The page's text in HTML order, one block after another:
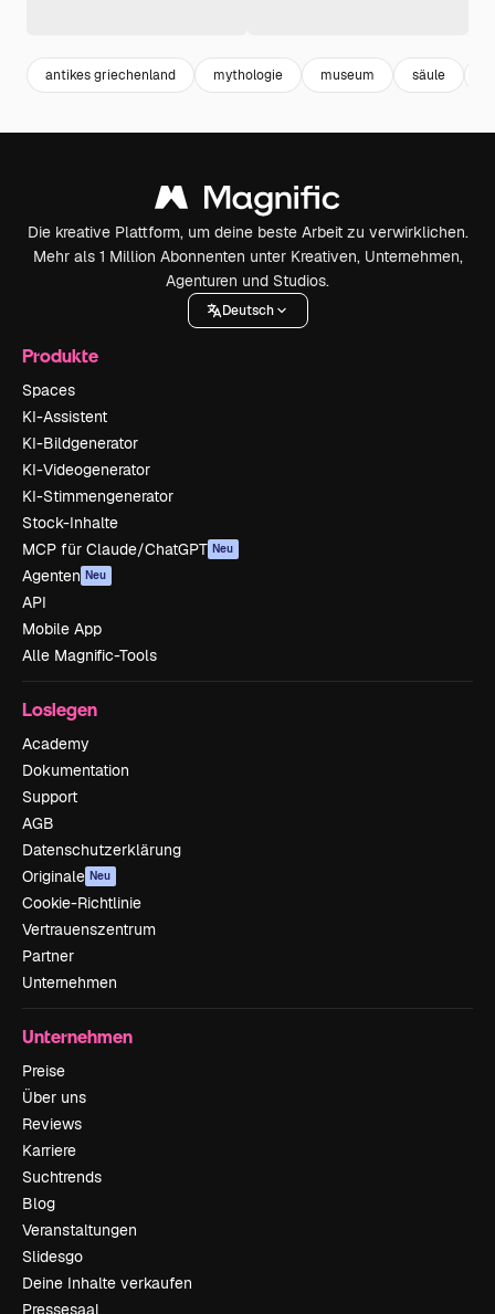
antikes griechenland mythologie museum säule
Die kreative Plattform, um deine beste Arbeit zu verwirklichen.
Mehr als 1 Million Abonnenten unter Kreativen, Unternehmen,
Agenturen und Studios.
Deutsch
Produkte
Spaces
KI-Assistent
KI-Bildgenerator
KI-Videogenerator
KI-Stimmengenerator
Stock-Inhalte
MCP für Claude/ChatGPT Neu
Agenten Neu
API
Mobile App
Alle Magnific-Tools
Loslegen
Academy
Dokumentation
Support
AGB
Datenschutzerklärung
Originale Neu
Cookie-Richtlinie
Vertrauenszentrum
Partner
Unternehmen
Unternehmen
Preise
Über uns
Reviews
Karriere
Suchtrends
Blog
Veranstaltungen
Slidesgo
Deine Inhalte verkaufen
Pressesaal